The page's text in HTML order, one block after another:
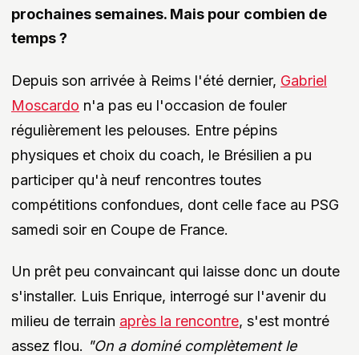
prochaines semaines. Mais pour combien de
temps ?
Depuis son arrivée à Reims l'été dernier, Gabriel
Moscardo n'a pas eu l'occasion de fouler
régulièrement les pelouses. Entre pépins
physiques et choix du coach, le Brésilien a pu
participer qu'à neuf rencontres toutes
compétitions confondues, dont celle face au PSG
samedi soir en Coupe de France.
Un prêt peu convaincant qui laisse donc un doute
s'installer. Luis Enrique, interrogé sur l'avenir du
milieu de terrain après la rencontre, s'est montré
assez flou. "On a dominé complètement le